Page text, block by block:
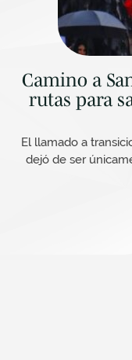
Camino a
rutas para
El llamado a
dejó de ser